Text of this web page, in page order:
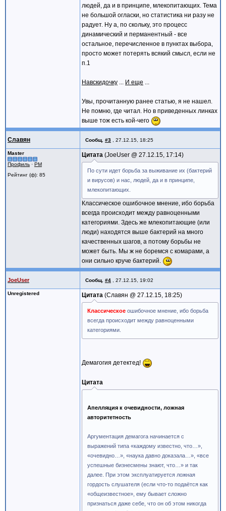
людей, да и в принципе, млекопитающих. Тема
не большой огласки, но статистика ни разу не
радует. Ну а, по скольку, это процесс
динамический и перманентный - все
остальное, перечисленное в пунктах выбора,
просто может потерять всякий смысл, если не
п.1
Навскидочку ... И еще ...
Увы, прочитанную ранее статью, я не нашел.
Не помню, где читал. Но в приведенных линках
выше тож есть кой-чего
Славян Сообщ. #3 27.12.15, 18:25
Master
Профиль · PM
Рейтинг (ф): 85
Цитата JoeUser @ 27.12.15, 17:14
По сути идет борьба за выживание их (бактерий
и вирусов) и нас, людей, да и в принципе,
млекопитающих.
Классическое ошибочное мнение, ибо борьба
всегда происходит между равноценными
категориями. Здесь же млекопитающие (или
люди) находятся выше бактерий на много
качественных шагов, а потому борьбы не
может быть. Мы ж не боремся с комарами, а
они сильно круче бактерий.
JoeUser Сообщ. #4 27.12.15, 19:02
Unregistered Цитата Славян @ 27.12.15, 18:25
Классическое ошибочное мнение, ибо борьба
всегда происходит между равноценными
категориями.
Демагогия детектед!
Цитата
Апелляция к очевидности, ложная
авторитетность
Аргументация демагога начинается с
выражений типа «каждому известно, что…»,
«очевидно…», «наука давно доказала…», «все
успешные бизнесмены знают, что…» и так
далее. При этом эксплуатируется ложная
гордость слушателя (если что-то подаётся как
«общеизвестное», ему бывает сложно
признаться даже себе, что он об этом никогда